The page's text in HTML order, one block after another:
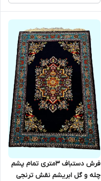
فرش دستباف 3متری تمام پشم
چله و گل ابریشم نقش ترنجی